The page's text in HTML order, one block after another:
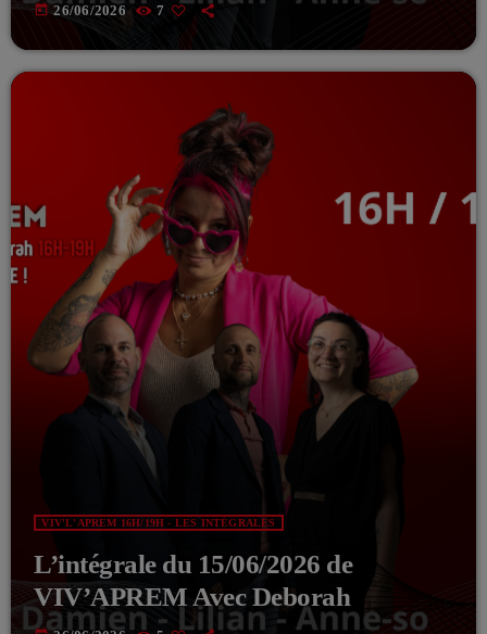
today 26/06/2026 7
VIV'L'APREM 16H/19H - LES INTÉGRALES
L’intégrale du 15/06/2026 de
VIV’APREM Avec Deborah